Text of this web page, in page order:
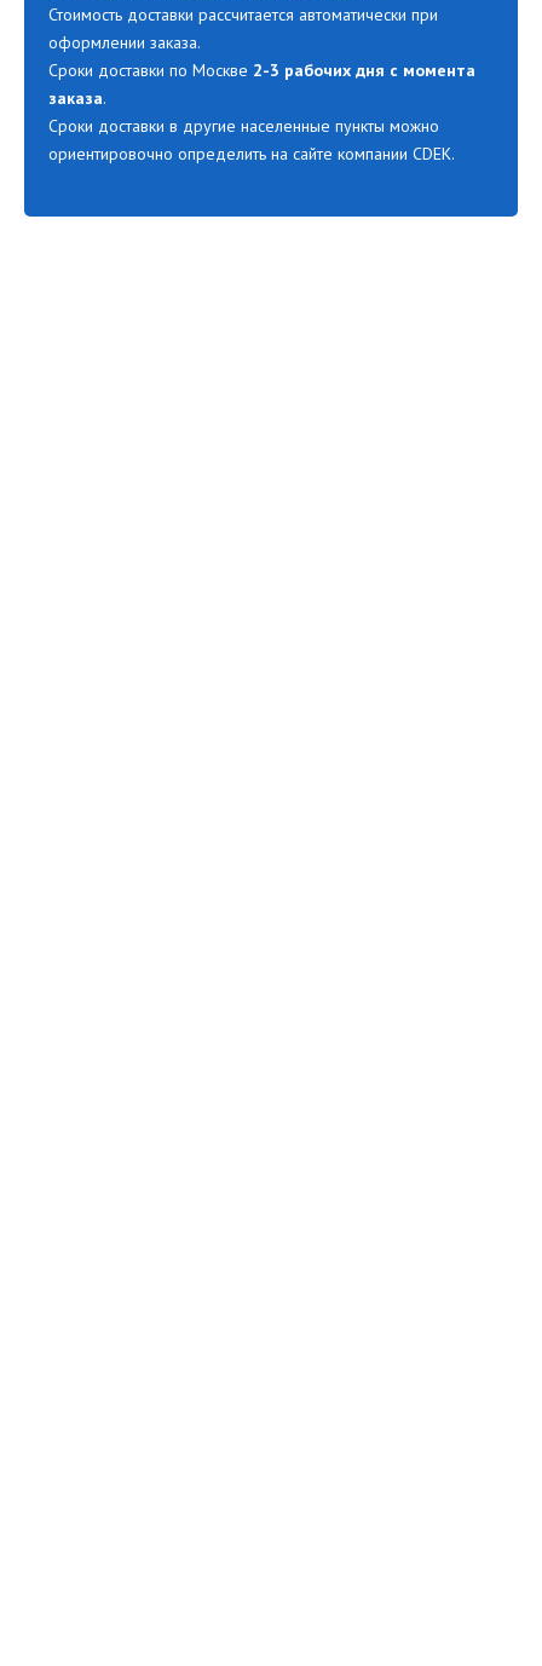
Стоимость доставки рассчитается автоматически при
оформлении заказа.
Сроки доставки по Москве 2-3 рабочих дня с момента
заказа.
Сроки доставки в другие населенные пункты можно
ориентировочно определить на сайте компании CDEK.